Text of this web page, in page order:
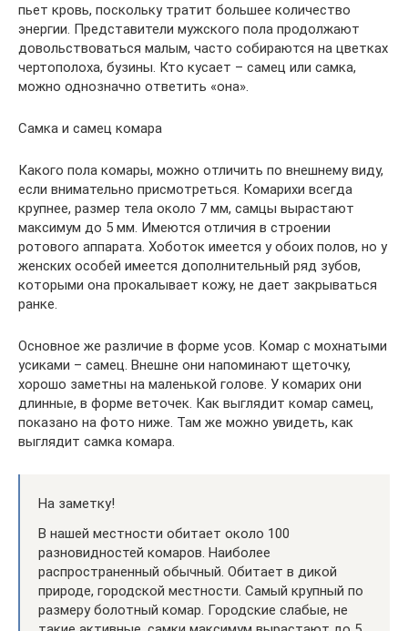
пьет кровь, поскольку тратит большее количество
энергии. Представители мужского пола продолжают
довольствоваться малым, часто собираются на цветках
чертополоха, бузины. Кто кусает – самец или самка,
можно однозначно ответить «она».
Самка и самец комара
Какого пола комары, можно отличить по внешнему виду,
если внимательно присмотреться. Комарихи всегда
крупнее, размер тела около 7 мм, самцы вырастают
максимум до 5 мм. Имеются отличия в строении
ротового аппарата. Хоботок имеется у обоих полов, но у
женских особей имеется дополнительный ряд зубов,
которыми она прокалывает кожу, не дает закрываться
ранке.
Основное же различие в форме усов. Комар с мохнатыми
усиками – самец. Внешне они напоминают щеточку,
хорошо заметны на маленькой голове. У комарих они
длинные, в форме веточек. Как выглядит комар самец,
показано на фото ниже. Там же можно увидеть, как
выглядит самка комара.
На заметку!
В нашей местности обитает около 100
разновидностей комаров. Наиболее
распространенный обычный. Обитает в дикой
природе, городской местности. Самый крупный по
размеру болотный комар. Городские слабые, не